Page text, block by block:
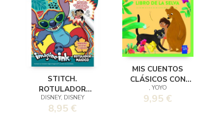
STITCH.
ROTULADOR
MÁGICO
DISNEY, DISNEY
8,95 €
MIS CUENTOS
CLÁSICOS CON
TEXTURAS. EL
LIBRO DE LA SELVA
, YOYO
9,95 €